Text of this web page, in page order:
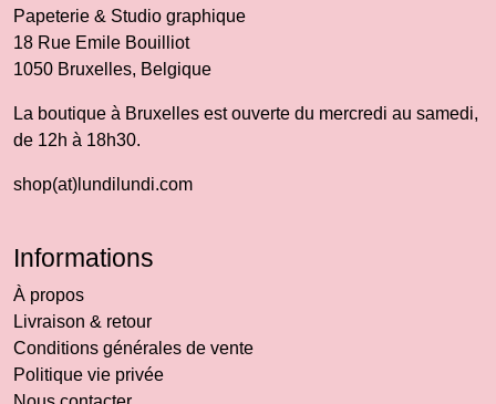
Papeterie & Studio graphique
18 Rue Emile Bouilliot
1050 Bruxelles, Belgique
La boutique à Bruxelles est ouverte du mercredi au samedi,
de 12h à 18h30.
shop(at)lundilundi.com
Informations
À propos
Livraison & retour
Conditions générales de vente
Politique vie privée